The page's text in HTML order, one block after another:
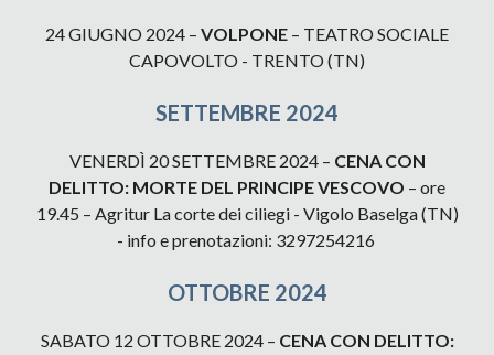
24 GIUGNO 2024 – VOLPONE – TEATRO SOCIALE
CAPOVOLTO - TRENTO(TN)
SETTEMBRE 2024
VENERDÌ 20 SETTEMBRE 2024 – CENA CON
DELITTO: MORTE DEL PRINCIPE VESCOVO – ore
19.45 – Agritur La corte dei ciliegi - Vigolo Baselga (TN)
- info e prenotazioni: 3297254216
OTTOBRE 2024
SABATO 12 OTTOBRE 2024 – CENA CON DELITTO: